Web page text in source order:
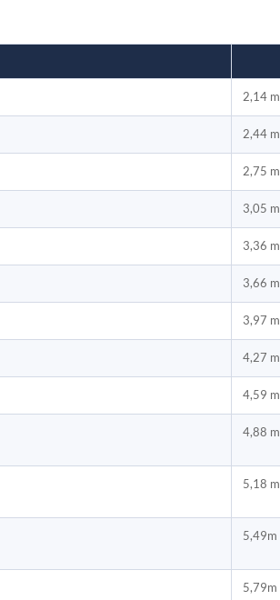
2,14 m
2,44 m
2,75 m
3,05 m
3,36 m
3,66 m
3,97 m
4,27 m
4,59 m
4,88 m
5,18 m
5,49m
5,79m